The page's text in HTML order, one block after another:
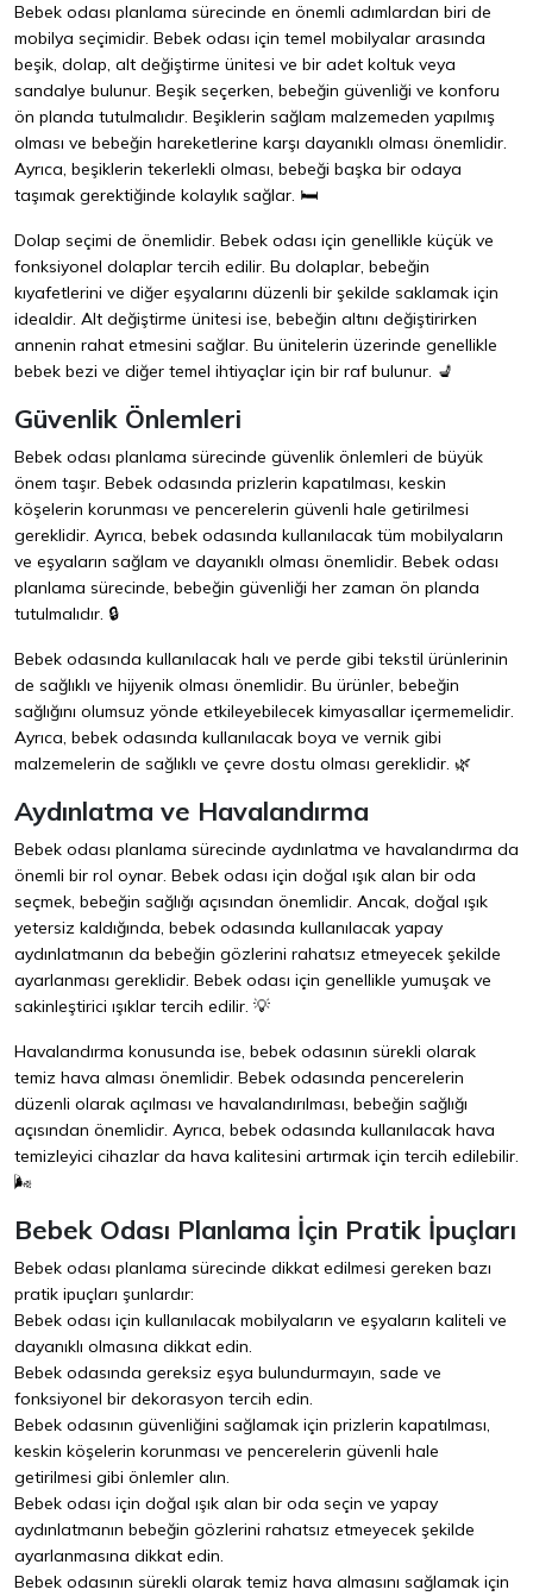
Bebek odası planlama sürecinde en önemli adımlardan biri de
mobilya seçimidir. Bebek odası için temel mobilyalar arasında
beşik, dolap, alt değiştirme ünitesi ve bir adet koltuk veya
sandalye bulunur. Beşik seçerken, bebeğin güvenliği ve konforu
ön planda tutulmalıdır. Beşiklerin sağlam malzemeden yapılmış
olması ve bebeğin hareketlerine karşı dayanıklı olması önemlidir.
Ayrıca, beşiklerin tekerlekli olması, bebeği başka bir odaya
taşımak gerektiğinde kolaylık sağlar. 🛏️
Dolap seçimi de önemlidir. Bebek odası için genellikle küçük ve
fonksiyonel dolaplar tercih edilir. Bu dolaplar, bebeğin
kıyafetlerini ve diğer eşyalarını düzenli bir şekilde saklamak için
idealdir. Alt değiştirme ünitesi ise, bebeğin altını değiştirirken
annenin rahat etmesini sağlar. Bu ünitelerin üzerinde genellikle
bebek bezi ve diğer temel ihtiyaçlar için bir raf bulunur. 💺
Güvenlik Önlemleri
Bebek odası planlama sürecinde güvenlik önlemleri de büyük
önem taşır. Bebek odasında prizlerin kapatılması, keskin
köşelerin korunması ve pencerelerin güvenli hale getirilmesi
gereklidir. Ayrıca, bebek odasında kullanılacak tüm mobilyaların
ve eşyaların sağlam ve dayanıklı olması önemlidir. Bebek odası
planlama sürecinde, bebeğin güvenliği her zaman ön planda
tutulmalıdır. 🔒
Bebek odasında kullanılacak halı ve perde gibi tekstil ürünlerinin
de sağlıklı ve hijyenik olması önemlidir. Bu ürünler, bebeğin
sağlığını olumsuz yönde etkileyebilecek kimyasallar içermemelidir.
Ayrıca, bebek odasında kullanılacak boya ve vernik gibi
malzemelerin de sağlıklı ve çevre dostu olması gereklidir. 🌿
Aydınlatma ve Havalandırma
Bebek odası planlama sürecinde aydınlatma ve havalandırma da
önemli bir rol oynar. Bebek odası için doğal ışık alan bir oda
seçmek, bebeğin sağlığı açısından önemlidir. Ancak, doğal ışık
yetersiz kaldığında, bebek odasında kullanılacak yapay
aydınlatmanın da bebeğin gözlerini rahatsız etmeyecek şekilde
ayarlanması gereklidir. Bebek odası için genellikle yumuşak ve
sakinleştirici ışıklar tercih edilir. 💡
Havalandırma konusunda ise, bebek odasının sürekli olarak
temiz hava alması önemlidir. Bebek odasında pencerelerin
düzenli olarak açılması ve havalandırılması, bebeğin sağlığı
açısından önemlidir. Ayrıca, bebek odasında kullanılacak hava
temizleyici cihazlar da hava kalitesini artırmak için tercih edilebilir.
🌬️
Bebek Odası Planlama İçin Pratik İpuçları
Bebek odası planlama sürecinde dikkat edilmesi gereken bazı
pratik ipuçları şunlardır:
Bebek odası için kullanılacak mobilyaların ve eşyaların kaliteli ve
dayanıklı olmasına dikkat edin.
Bebek odasında gereksiz eşya bulundurmayın, sade ve
fonksiyonel bir dekorasyon tercih edin.
Bebek odasının güvenliğini sağlamak için prizlerin kapatılması,
keskin köşelerin korunması ve pencerelerin güvenli hale
getirilmesi gibi önlemler alın.
Bebek odası için doğal ışık alan bir oda seçin ve yapay
aydınlatmanın bebeğin gözlerini rahatsız etmeyecek şekilde
ayarlanmasına dikkat edin.
Bebek odasının sürekli olarak temiz hava almasını sağlamak için